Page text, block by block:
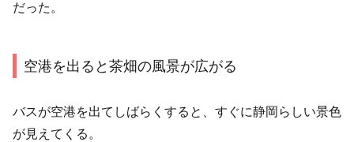
だった。
空港を出ると茶畑の風景が広がる
バスが空港を出てしばらくすると、すぐに静岡らしい景色
が見えてくる。